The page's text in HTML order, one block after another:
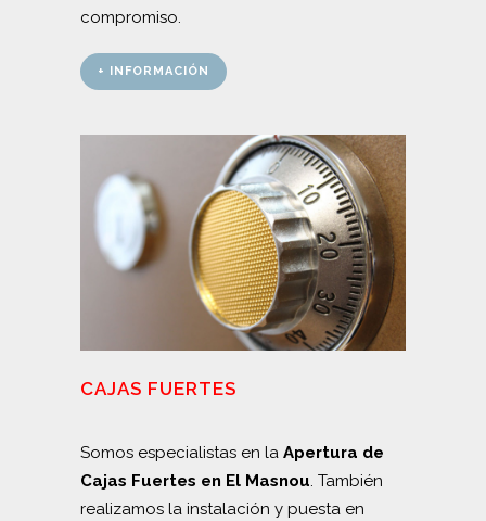
compromiso.
+ INFORMACIÓN
CAJAS FUERTES
Somos especialistas en la Apertura de
Cajas Fuertes en El Masnou. También
realizamos la instalación y puesta en